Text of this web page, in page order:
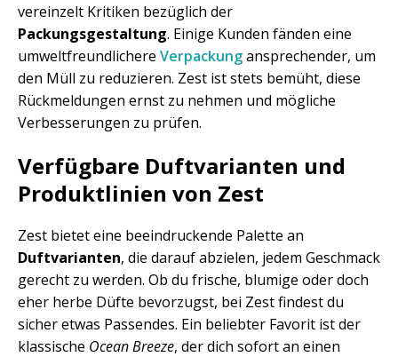
vereinzelt Kritiken bezüglich der
Packungsgestaltung. Einige Kunden fänden eine
umweltfreundlichere Verpackungansprechender, um
den Müll zu reduzieren. Zest ist stets bemüht, diese
Rückmeldungen ernst zu nehmen und mögliche
Verbesserungen zu prüfen.
Verfügbare Duftvarianten und
Produktlinien von Zest
Zest bietet eine beeindruckende Palette an
Duftvarianten, die darauf abzielen, jedem Geschmack
gerecht zu werden. Ob du frische, blumige oder doch
eher herbe Düfte bevorzugst, bei Zest findest du
sicher etwas Passendes. Ein beliebter Favorit ist der
klassische Ocean Breeze, der dich sofort an einen